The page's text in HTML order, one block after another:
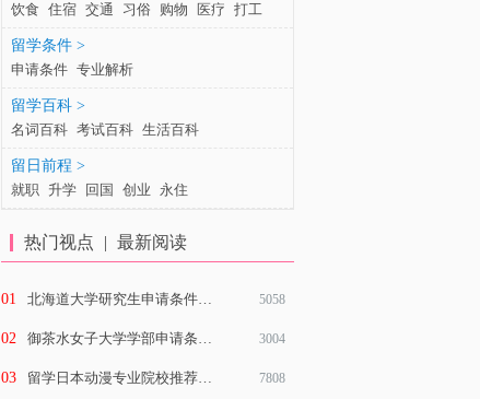
饮食 住宿 交通 习俗 购物 医疗 打工
留学条件 >
申请条件 专业解析
留学百科 >
名词百科 考试百科 生活百科
留日前程 >
就职 升学 回国 创业 永住
热门视点 | 最新阅读
01 北海道大学研究生申请条件有哪些？ 5058
02 御茶水女子大学学部申请条件是什么？ 3004
03 留学日本动漫专业院校推荐及就业前景 7808